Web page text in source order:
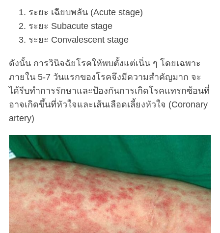
ระยะ เฉียบพลัน (Acute stage)
ระยะ Subacute stage
ระยะ Convalescent stage
ดังนั้น การวินิจฉัยโรคให้พบตั้งแต่เนิ่น ๆ โดยเฉพาะ
ภายใน 5-7 วันแรกของโรคจึงมีความสำคัญมาก จะ
ได้รีบทำการรักษาและป้องกันการเกิดโรคแทรกซ้อนที่
อาจเกิดขึ้นที่หัวใจและเส้นเลือดเลี้ยงหัวใจ (Coronary
artery)